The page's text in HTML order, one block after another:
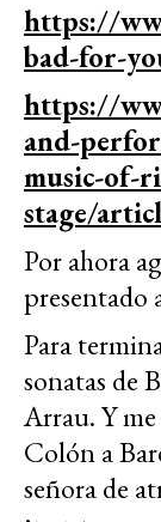
https://
bad-for-
https://
and-
music-of-
stage/
Por ahora
presentado
Para
sonatas de
Arrau. Y
Colón a
señora de